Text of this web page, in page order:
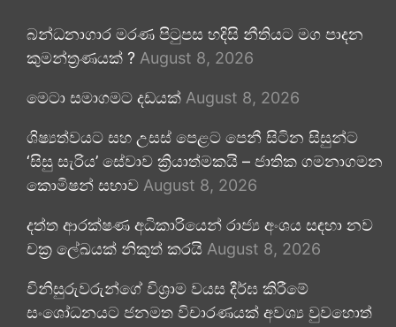
බන්ධනාගාර මරණ පිටුපස හදිසි නීතියට මග පාදන
කුමන්ත්‍රණයක් ? August 8, 2026
මෙටා සමාගමට දඩයක් August 8, 2026
ශිෂ්‍යත්වයට සහ උසස් පෙළට පෙනී සිටින සිසුන්ට
‘සිසු සැරිය’ සේවාව ක්‍රියාත්මකයි – ජාතික ගමනාගමන
කොමිෂන් සභාව August 8, 2026
දත්ත ආරක්ෂණ අධිකාරියෙන් රාජ්‍ය අංශය සඳහා නව
චක්‍ර ලේඛයක් නිකුත් කරයි August 8, 2026
විනිසුරුවරුන්ගේ විශ්‍රාම වයස දීර්ඝ කිරීමේ
සංශෝධනයට ජනමත විචාරණයක් අවශ්‍ය වුවහොත්